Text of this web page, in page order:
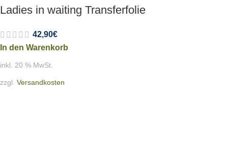
Ladies in waiting Transferfolie
42,90€
In den Warenkorb
inkl. 20 % MwSt.
zzgl. Versandkosten